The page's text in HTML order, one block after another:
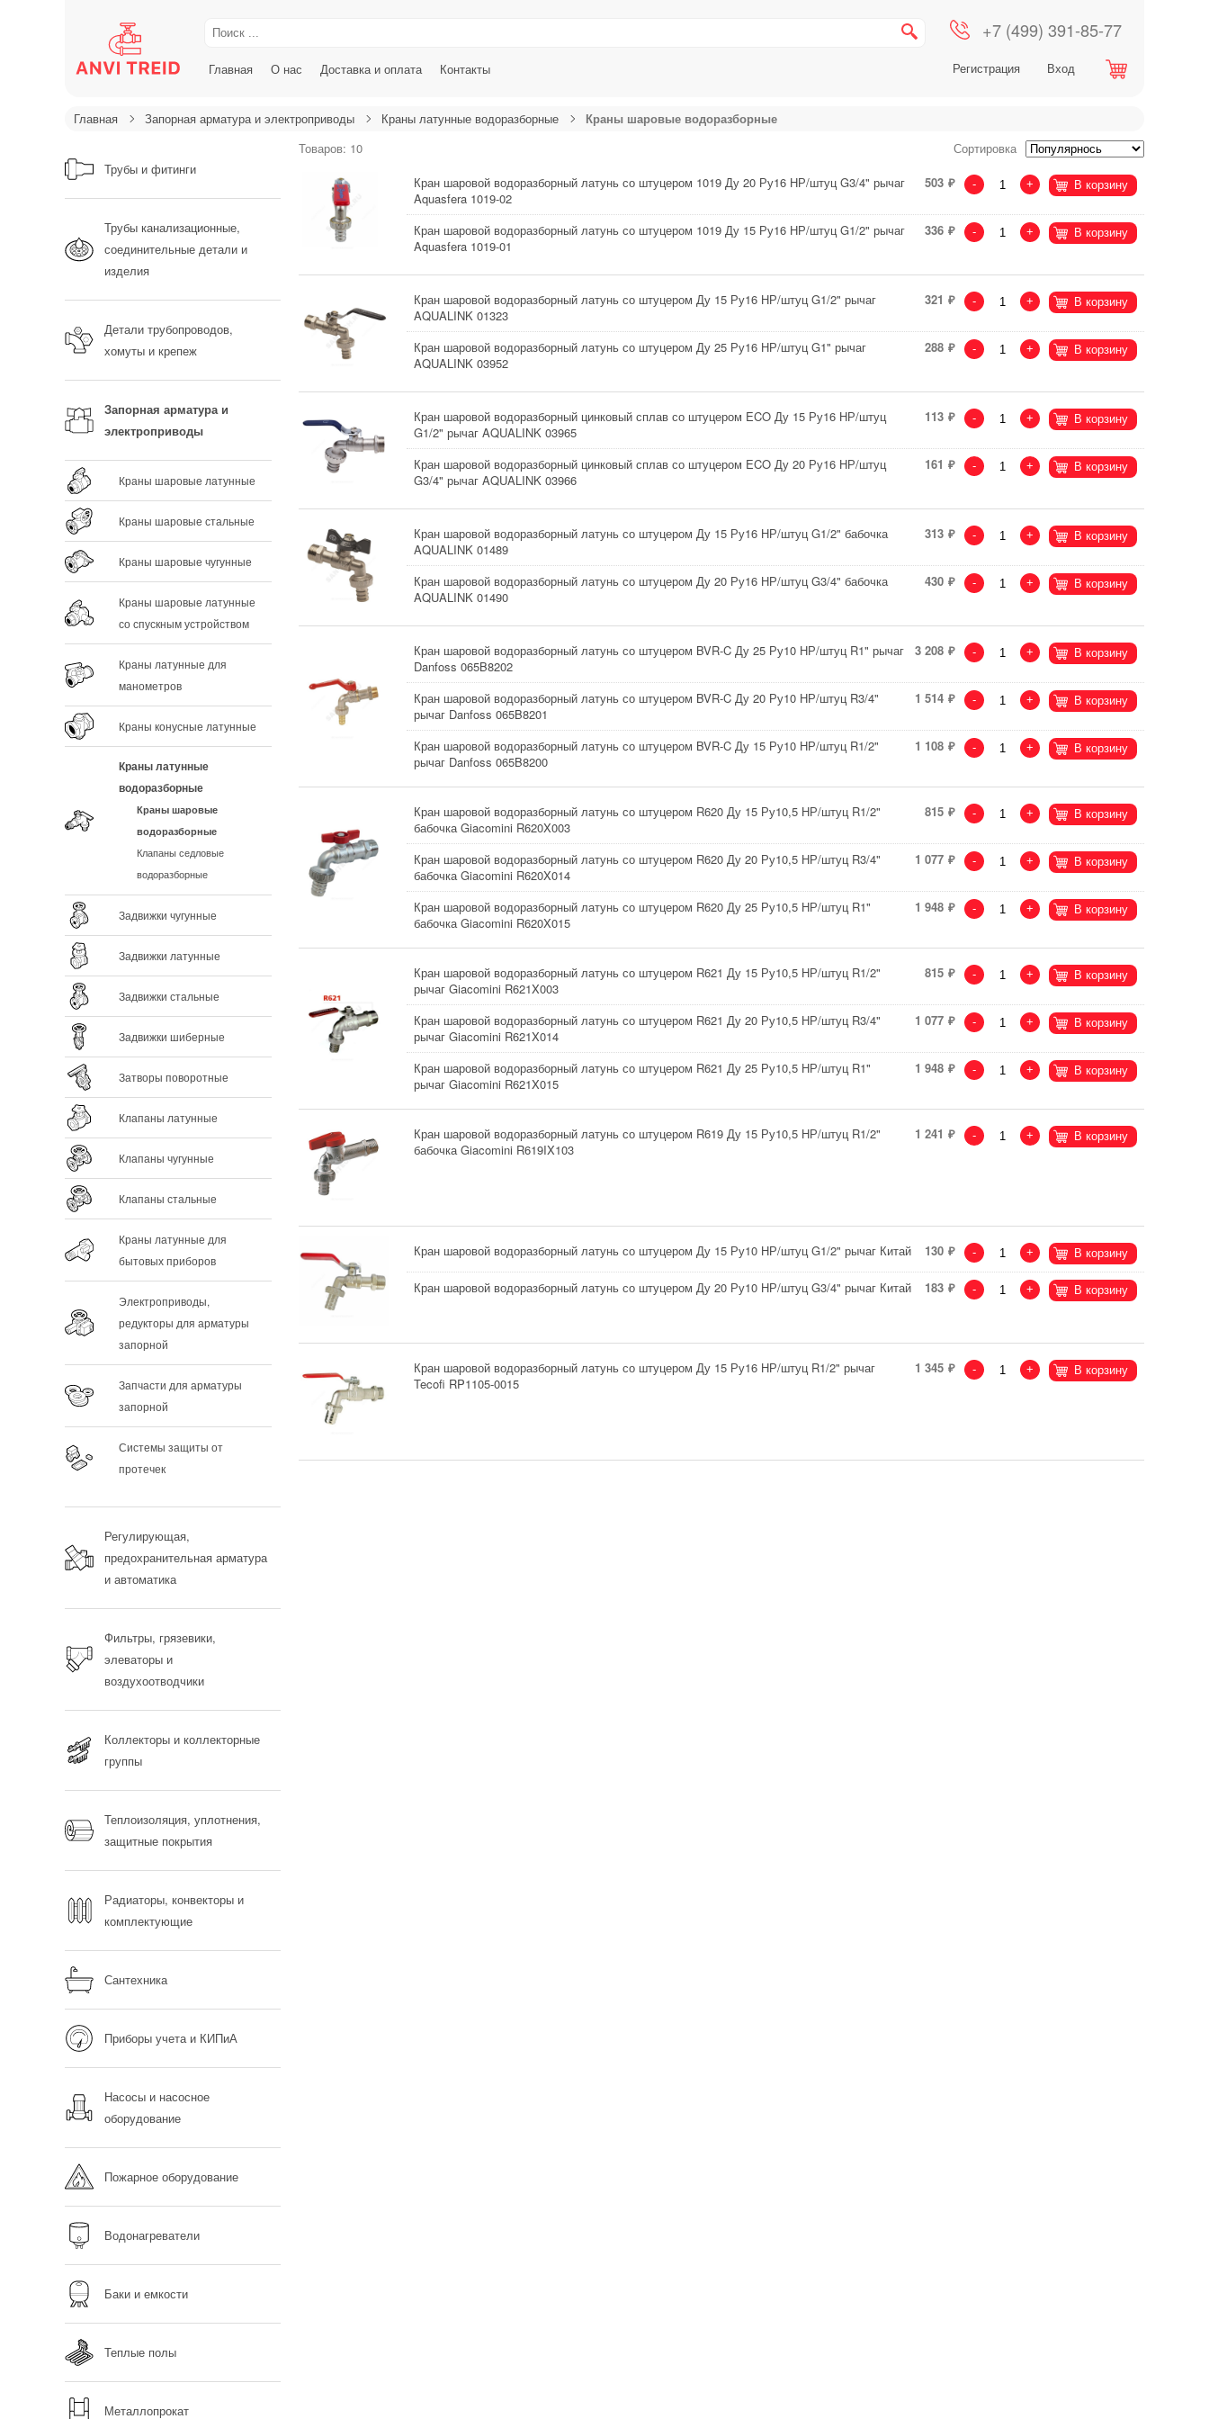
Главная О нас Доставка и оплата Контакты
+7 (499) 391-85-77
Регистрация Вход
Главная Запорная арматура и электроприводы Краны латунные водоразборные Краны шаровые водоразборные
Трубы и фитинги
Трубы канализационные,
соединительные детали и
изделия
Детали трубопроводов,
хомуты и крепеж
Запорная арматура и
электроприводы
Краны шаровые латунные
Краны шаровые стальные
Краны шаровые чугунные
Краны шаровые латунные
со спускным устройством
Краны латунные для
манометров
Краны конусные латунные
Краны латунные
водоразборные
Краны шаровые
водоразборные
Клапаны седловые
водоразборные
Задвижки чугунные
Задвижки латунные
Задвижки стальные
Задвижки шиберные
Затворы поворотные
Клапаны латунные
Клапаны чугунные
Клапаны стальные
Краны латунные для
бытовых приборов
Электроприводы,
редукторы для арматуры
запорной
Запчасти для арматуры
запорной
Системы защиты от
протечек
Регулирующая,
предохранительная арматура
и автоматика
Фильтры, грязевики,
элеваторы и
воздухоотводчики
Коллекторы и коллекторные
группы
Теплоизоляция, уплотнения,
защитные покрытия
Радиаторы, конвекторы и
комплектующие
Сантехника
Приборы учета и КИПиА
Насосы и насосное
оборудование
Пожарное оборудование
Водонагреватели
Баки и емкости
Теплые полы
Металлопрокат
Товаров: 10
Сортировка
Кран шаровой водоразборный латунь со штуцером 1019 Ду 20 Ру16 НР/штуц G3/4" рычаг
Aquasfera 1019-02
503 - + В корзину
Кран шаровой водоразборный латунь со штуцером 1019 Ду 15 Ру16 НР/штуц G1/2" рычаг
Aquasfera 1019-01
336 - + В корзину
Кран шаровой водоразборный латунь со штуцером Ду 15 Ру16 НР/штуц G1/2" рычаг
AQUALINK 01323
321 - + В корзину
Кран шаровой водоразборный латунь со штуцером Ду 25 Ру16 НР/штуц G1" рычаг
AQUALINK 03952
288 - + В корзину
Кран шаровой водоразборный цинковый сплав со штуцером ECO Ду 15 Ру16 НР/штуц
G1/2" рычаг AQUALINK 03965
113 - + В корзину
Кран шаровой водоразборный цинковый сплав со штуцером ECO Ду 20 Ру16 НР/штуц
G3/4" рычаг AQUALINK 03966
161 - + В корзину
Кран шаровой водоразборный латунь со штуцером Ду 15 Ру16 НР/штуц G1/2" бабочка
AQUALINK 01489
313 - + В корзину
Кран шаровой водоразборный латунь со штуцером Ду 20 Ру16 НР/штуц G3/4" бабочка
AQUALINK 01490
430 - + В корзину
Кран шаровой водоразборный латунь со штуцером BVR-C Ду 25 Ру10 НР/штуц R1" рычаг
Danfoss 065B8202
3 208 - + В корзину
Кран шаровой водоразборный латунь со штуцером BVR-C Ду 20 Ру10 НР/штуц R3/4"
рычаг Danfoss 065B8201
1 514 - + В корзину
Кран шаровой водоразборный латунь со штуцером BVR-C Ду 15 Ру10 НР/штуц R1/2"
рычаг Danfoss 065B8200
1 108 - + В корзину
Кран шаровой водоразборный латунь со штуцером R620 Ду 15 Ру10,5 НР/штуц R1/2"
бабочка Giacomini R620X003
815 - + В корзину
Кран шаровой водоразборный латунь со штуцером R620 Ду 20 Ру10,5 НР/штуц R3/4"
бабочка Giacomini R620X014
1 077 - + В корзину
Кран шаровой водоразборный латунь со штуцером R620 Ду 25 Ру10,5 НР/штуц R1"
бабочка Giacomini R620X015
1 948 - + В корзину
Кран шаровой водоразборный латунь со штуцером R621 Ду 15 Ру10,5 НР/штуц R1/2"
рычаг Giacomini R621X003
815 - + В корзину
Кран шаровой водоразборный латунь со штуцером R621 Ду 20 Ру10,5 НР/штуц R3/4"
рычаг Giacomini R621X014
1 077 - + В корзину
Кран шаровой водоразборный латунь со штуцером R621 Ду 25 Ру10,5 НР/штуц R1"
рычаг Giacomini R621X015
1 948 - + В корзину
Кран шаровой водоразборный латунь со штуцером R619 Ду 15 Ру10,5 НР/штуц R1/2"
бабочка Giacomini R619IX103
1 241 - + В корзину
Кран шаровой водоразборный латунь со штуцером Ду 15 Ру10 НР/штуц G1/2" рычаг Китай 130 - + В корзину
Кран шаровой водоразборный латунь со штуцером Ду 20 Ру10 НР/штуц G3/4" рычаг Китай 183 - + В корзину
Кран шаровой водоразборный латунь со штуцером Ду 15 Ру16 НР/штуц R1/2" рычаг
Tecofi RP1105-0015
1 345 - + В корзину